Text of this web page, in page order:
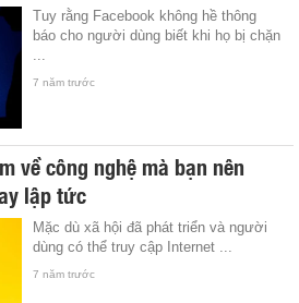
Tuy rằng Facebook không hề thông
báo cho người dùng biết khi họ bị chặn
7 năm trước
về công nghệ mà bạn nên
lập tức
Mặc dù xã hội đã phát triển và người
dùng có thể truy cập Internet ...
7 năm trước